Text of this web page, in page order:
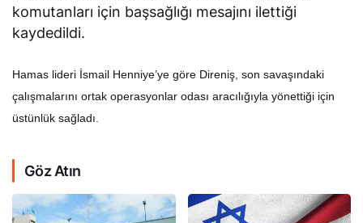
komutanları için başsağlığı mesajını ilettiği
kaydedildi.
Hamas lideri İsmail Henniye’ye göre Direniş, son savaşındaki
çalışmalarını ortak operasyonlar odası aracılığıyla yönettiği için
üstünlük sağladı.
Göz Atın